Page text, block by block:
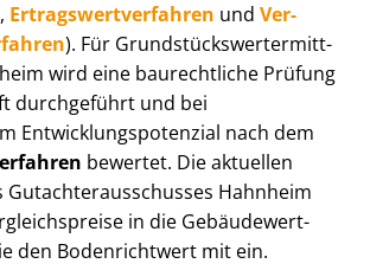
, Er­trags­wert­ver­fah­ren und Ver­
). Für Grund­stücks­wert­ermitt­
wird eine baurechtliche Prüfung
durchgeführt und bei
Ent­wick­lungs­po­ten­zi­al nach dem
bewertet. Die aktuellen
Gut­ach­ter­aus­schus­ses Hahnheim
in die Ge­bäu­de­wert­
den Bodenrichtwert mit ein.